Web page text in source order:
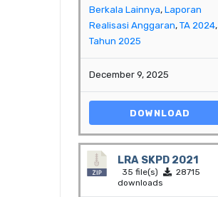
Berkala Lainnya, Laporan
Realisasi Anggaran, TA 2024,
Tahun 2025
December 9, 2025
DOWNLOAD
LRA SKPD 2021
35 file(s)
28715
downloads